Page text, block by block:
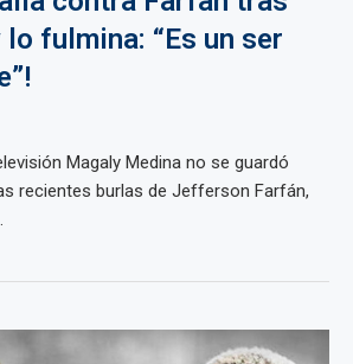
fulmina: “Es un ser
Magaly Medina no se guardó
recientes burlas de Jefferson Farfán,